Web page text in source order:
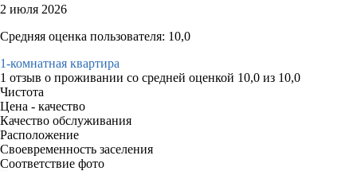
2 июля 2026
Средняя оценка пользователя: 10,0
1-комнатная квартира
1 отзыв о проживании со средней оценкой 10,0 из 10,0
Чистота
Цена - качество
Качество обслуживания
Расположение
Своевременность заселения
Соответствие фото